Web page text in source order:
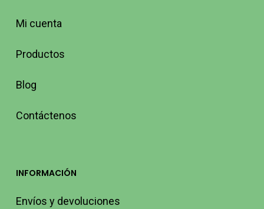
Mi cuenta
Productos
Blog
Contáctenos
INFORMACIÓN
Envíos y devoluciones